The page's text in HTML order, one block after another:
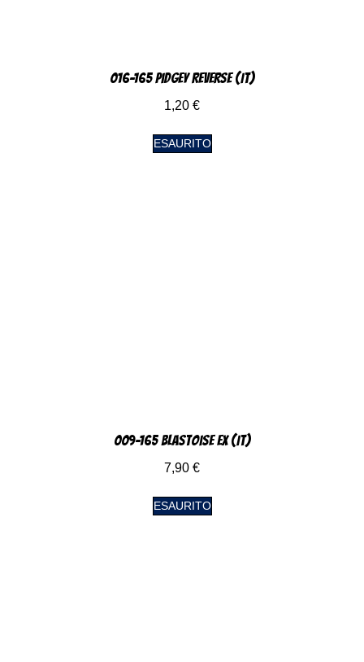
016-165 Pidgey Reverse (IT)
1,20 €
ESAURITO
009-165 Blastoise EX (IT)
7,90 €
ESAURITO